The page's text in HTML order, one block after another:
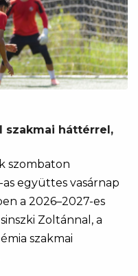
szakmai háttérrel,
szombaton
as együttes vasárnap
a 2026–2027-es
Zoltánnal, a
szakmai